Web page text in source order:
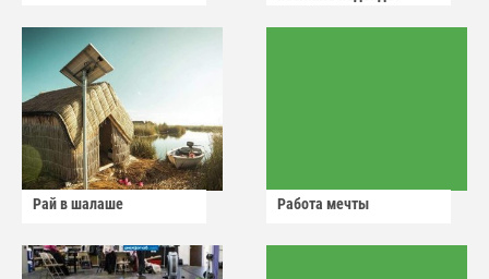
Рай в шалаше Работа мечты